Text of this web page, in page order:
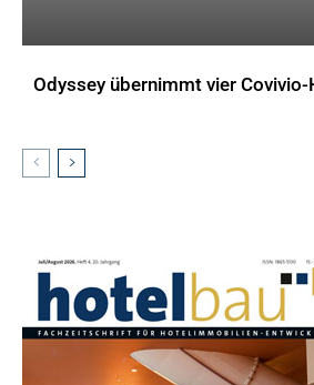
Odyssey übernimmt vier